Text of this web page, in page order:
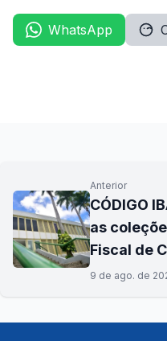
WhatsApp
Anterior
CÓDIGO
as
Fiscal de
9 de ago. de